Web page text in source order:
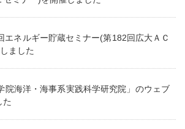
エネルギー貯蔵セミナー(第182回広大ＡＣ
ました
院海洋・海事系実践科学研究院」のウェブ
た